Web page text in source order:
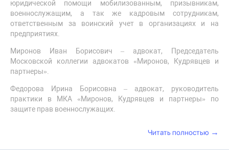
юридической помощи мобилизованным, призывникам,
военнослужащим, а так же кадровым сотрудникам,
ответственным за воинский учет в организациях и на
предприятиях.
Миронов Иван Борисович – адвокат, Председатель
Московской коллегии адвокатов «Миронов, Кудрявцев и
партнеры».
Федорова Ирина Борисовна – адвокат, руководитель
практики в МКА «Миронов, Кудрявцев и партнеры» по
защите прав военнослужащих.
Читать полностью →